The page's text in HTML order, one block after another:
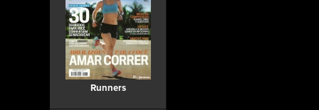
Runners